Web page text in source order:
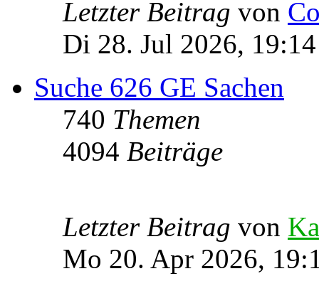
Letzter Beitrag von
Di 28. Jul 2026, 19:14
Suche 626 GE Sachen
740 Themen
4094 Beiträge
Letzter Beitrag von
Mo 20. Apr 2026,